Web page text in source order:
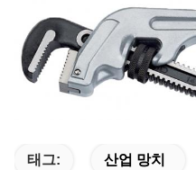
태그: 산업 망치